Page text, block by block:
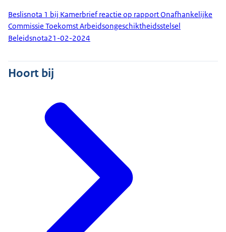
Beslisnota 1 bij Kamerbrief reactie op rapport Onafhankelijke
Commissie Toekomst Arbeidsongeschiktheidsstelsel
Beleidsnota21-02-2024
Hoort bij